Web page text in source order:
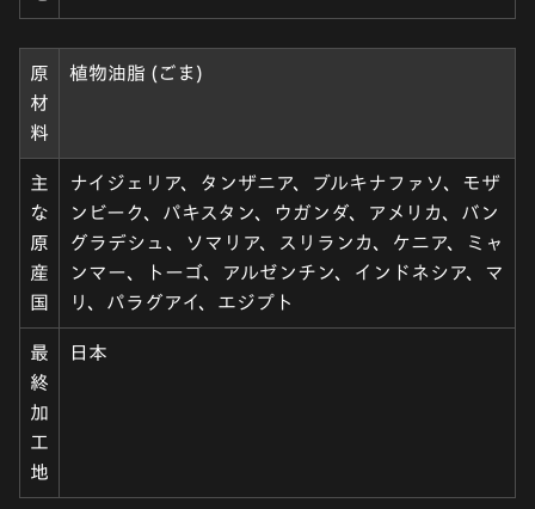
原
材
料
植物油脂 (ごま)
主
な
原
産
国
ナイジェリア、タンザニア、ブルキナファソ、モザ
ンビーク、パキスタン、ウガンダ、アメリカ、バン
グラデシュ、ソマリア、スリランカ、ケニア、ミャ
ンマー、トーゴ、アルゼンチン、インドネシア、マ
リ、パラグアイ、エジプト
最
終
加
工
地
日本